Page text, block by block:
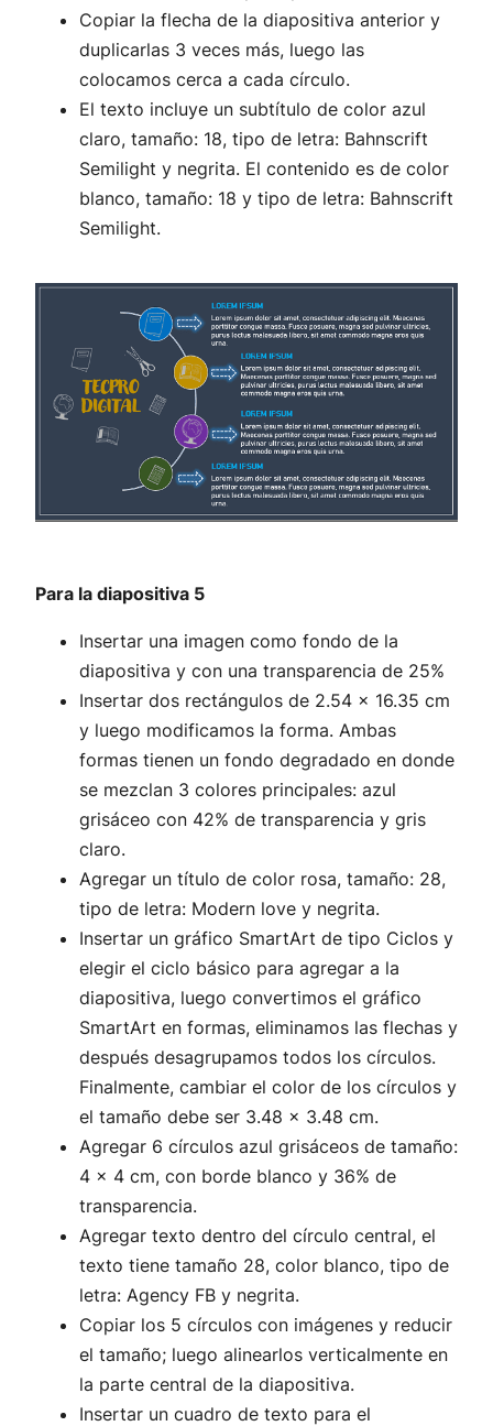
Copiar la flecha de la diapositiva anterior y
duplicarlas 3 veces más, luego las
colocamos cerca a cada círculo.
El texto incluye un subtítulo de color azul
claro, tamaño: 18, tipo de letra: Bahnscrift
Semilight y negrita. El contenido es de color
blanco, tamaño: 18 y tipo de letra: Bahnscrift
Semilight.
Para la diapositiva 5
Insertar una imagen como fondo de la
diapositiva y con una transparencia de 25%
Insertar dos rectángulos de 2.54 x 16.35 cm
y luego modificamos la forma. Ambas
formas tienen un fondo degradado en donde
se mezclan 3 colores principales: azul
grisáceo con 42% de transparencia y gris
claro.
Agregar un título de color rosa, tamaño: 28,
tipo de letra: Modern love y negrita.
Insertar un gráfico SmartArt de tipo Ciclos y
elegir el ciclo básico para agregar a la
diapositiva, luego convertimos el gráfico
SmartArt en formas, eliminamos las flechas y
después desagrupamos todos los círculos.
Finalmente, cambiar el color de los círculos y
el tamaño debe ser 3.48 x 3.48 cm.
Agregar 6 círculos azul grisáceos de tamaño:
4 x 4 cm, con borde blanco y 36% de
transparencia.
Agregar texto dentro del círculo central, el
texto tiene tamaño 28, color blanco, tipo de
letra: Agency FB y negrita.
Copiar los 5 círculos con imágenes y reducir
el tamaño; luego alinearlos verticalmente en
la parte central de la diapositiva.
Insertar un cuadro de texto para el